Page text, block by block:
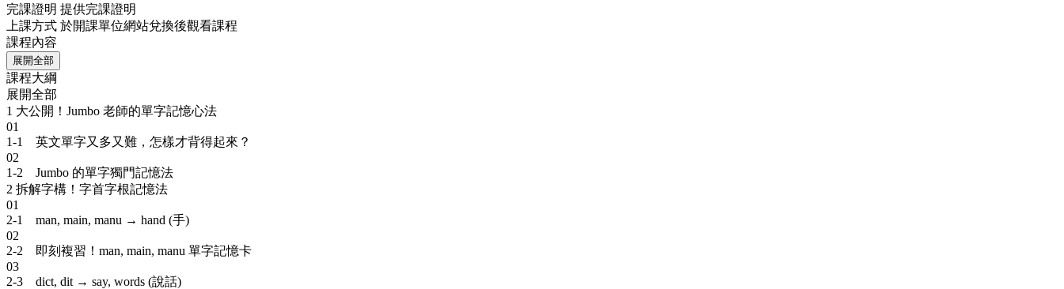
完課證明 提供完課證明
上課方式 於開課單位網站兌換後觀看課程
課程內容
展開全部
課程大綱
展開全部
1 大公開！Jumbo 老師的單字記憶心法
01
1-1 英文單字又多又難，怎樣才背得起來？
02
1-2 Jumbo 的單字獨門記憶法
2 拆解字構！字首字根記憶法
01
2-1 man, main, manu → hand (手)
02
2-2 即刻複習！man, main, manu 單字記憶卡
03
2-3 dict, dit → say, words (說話)